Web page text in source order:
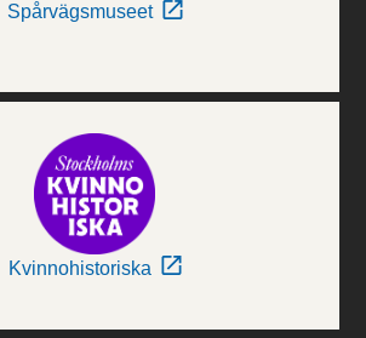
Spårvägsmuseet
Kvinnohistoriska